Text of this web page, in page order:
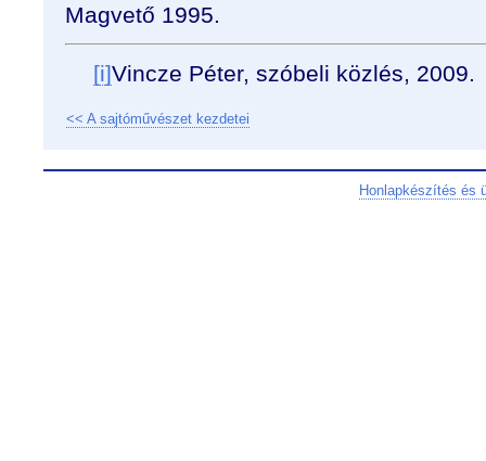
Magvető 1995.
[i]Vincze Péter, szóbeli közlés, 2009.
<< A sajtóművészet kezdetei
Honlapkészítés és